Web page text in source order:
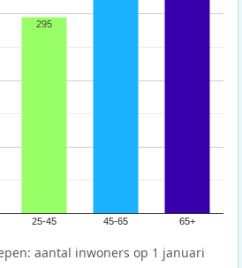
25-45 45-65 65+
295
aantal inwoners op 1 januari